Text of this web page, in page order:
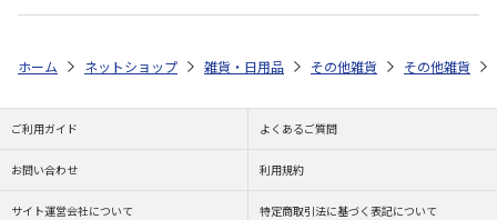
ホーム ネットショップ 雑貨・日用品 その他雑貨 その他雑貨
ご利用ガイド よくあるご質問
お問い合わせ 利用規約
サイト運営会社について 特定商取引法に基づく表記について